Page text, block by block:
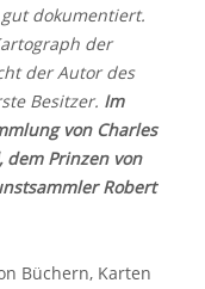
dokumentiert.
der
der Autor des
Besitzer. Im
von Charles
dem Prinzen von
Robert
Büchern, Karten